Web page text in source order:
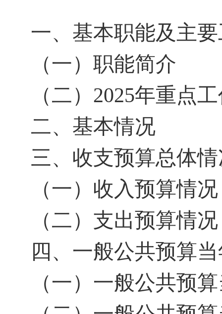
一、基本职能及主
（一）职能简介
（二） 2025年重点
二、基本情况
三、收支预算总体
（一）收入预算情况
（二）支出预算情况
四、一般公共预算
（一）一般公共预